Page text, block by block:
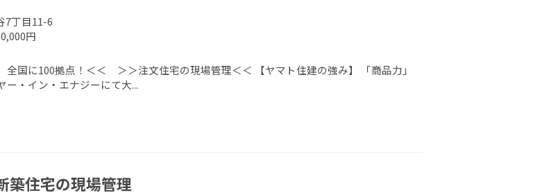
7丁目11-6
円
全国に100拠点！＜＜ ＞＞注文住宅の現場管理＜＜ 【ヤマト住建の強み】 「商品力」
ー・イン・エナジーにて大...
築住宅の現場管理